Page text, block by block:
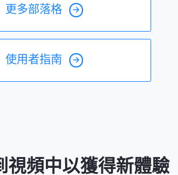
更多部落格
使用者指南
視頻中以獲得新體驗